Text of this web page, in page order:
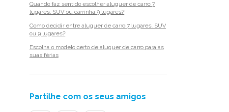
Quando faz sentido escolher aluguer de carro 7
lugares, SUV ou carrinha 9 lugares?
Como decidir entre aluguer de carro 7 lugares, SUV
ou 9 lugares?
Escolha o modelo certo de aluguer de carro para as
suas férias
Partilhe com os seus amigos